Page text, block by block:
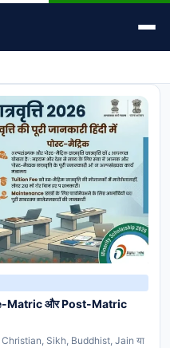
Matric और Post-Matric
Sikh, Buddhist, Jain या